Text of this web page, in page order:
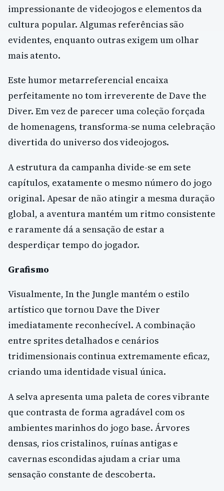
impressionante de videojogos e elementos da
cultura popular. Algumas referências são
evidentes, enquanto outras exigem um olhar
mais atento.
Este humor metarreferencial encaixa
perfeitamente no tom irreverente de Dave the
Diver. Em vez de parecer uma coleção forçada
de homenagens, transforma-se numa celebração
divertida do universo dos videojogos.
A estrutura da campanha divide-se em sete
capítulos, exatamente o mesmo número do jogo
original. Apesar de não atingir a mesma duração
global, a aventura mantém um ritmo consistente
e raramente dá a sensação de estar a
desperdiçar tempo do jogador.
Grafismo
Visualmente, In the Jungle mantém o estilo
artístico que tornou Dave the Diver
imediatamente reconhecível. A combinação
entre sprites detalhados e cenários
tridimensionais continua extremamente eficaz,
criando uma identidade visual única.
A selva apresenta uma paleta de cores vibrante
que contrasta de forma agradável com os
ambientes marinhos do jogo base. Árvores
densas, rios cristalinos, ruínas antigas e
cavernas escondidas ajudam a criar uma
sensação constante de descoberta.